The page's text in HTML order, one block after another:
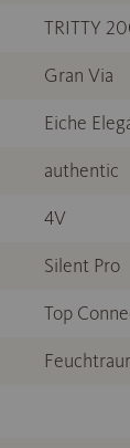
TRITTY
Gran Via
Eiche
authentic
4V
Silent Pro
Top